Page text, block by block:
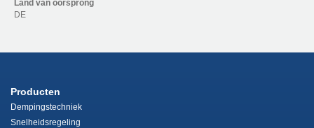
Land van oorsprong
DE
Producten
Dempingstechniek
Snelheidsregeling